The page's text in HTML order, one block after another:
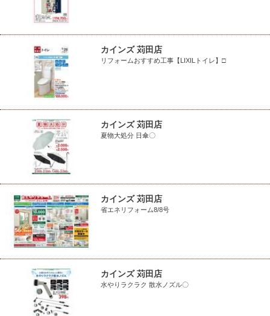
カインズ 苅田店
リフォームおすすめ工事【LIXILトイレ】□
カインズ 苅田店
夏物大処分 日傘〇
カインズ 苅田店
省エネリフォーム8/8号
カインズ 苅田店
水やりラクラク 散水ノズル〇